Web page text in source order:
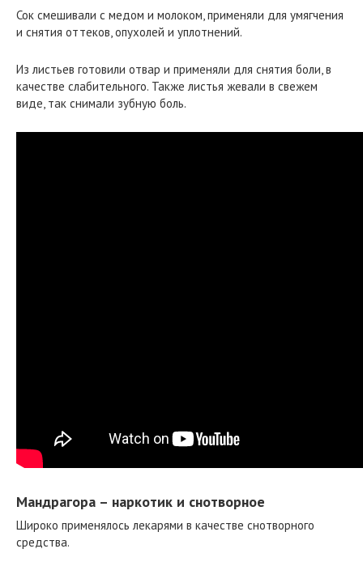
Сок смешивали с медом и молоком, применяли для умягчения
и снятия оттеков, опухолей и уплотнений.
Из листьев готовили отвар и применяли для снятия боли, в
качестве слабительного. Также листья жевали в свежем
виде, так снимали зубную боль.
Мандрагора – наркотик и снотворное
Широко применялось лекарями в качестве снотворного
средства.